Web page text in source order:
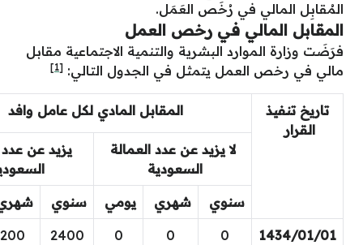
المُقابِل المالي في رُخَص العَمَل.
المقابل المالي في رخص العمل
فرَضَت وزارة الموارد البشرية والتنمية الاجتماعية مقابل
مالي في رخص العمل يتمثل في الجدول التالي: [1]
تاريخ تنفيذ
القرار
المقابل المادي لكل عامل وافد
لا يزيد عن عدد العمالة
السعودية
يزيد عن عدد
سنوي شهري يومي سنوي
1434/01/01
0
0
0
2400
200